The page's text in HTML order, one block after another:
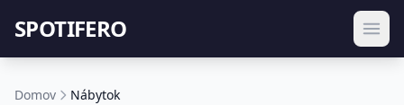
SPOTIFERO
Domov Nábytok